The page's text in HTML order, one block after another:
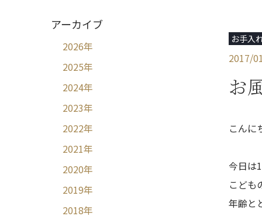
お手入
2017/
お
こんに
今日は
こども
年齢と
アーカイブ
2026年
2025年
2024年
2023年
2022年
2021年
2020年
2019年
2018年